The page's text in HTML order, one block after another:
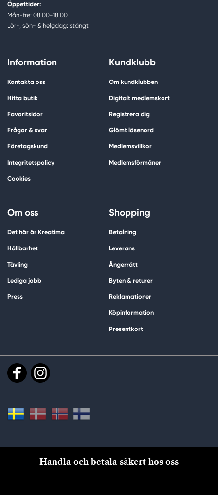
Öppettider:
Mån-fre: 08.00-18.00
Lör-, sön- & helgdag: stängt
Information
Kontakta oss
Hitta butik
Favoritsidor
Frågor & svar
Företagskund
Integritetspolicy
Cookies
Kundklubb
Om kundklubben
Digitalt medlemskort
Registrera dig
Glömt lösenord
Medlemsvillkor
Medlemsförmåner
Om oss
Det här är Kreatima
Hållbarhet
Tävling
Lediga jobb
Press
Shopping
Betalning
Leverans
Ångerrätt
Byten & returer
Reklamationer
Köpinformation
Presentkort
Handla och betala säkert hos oss